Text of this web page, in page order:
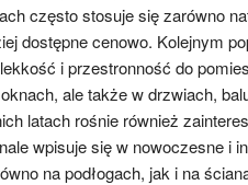
często stosuje się zarówno
dostępne cenowo. Kolejnym
i przestronność do
ale także w drzwiach,
latach rośnie również
wpisuje się w nowoczesne i
na podłogach, jak i na